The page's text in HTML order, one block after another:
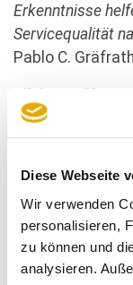
Diese Webseite
Wir verwenden
personalisieren,
zu können und
analysieren.
Erkenntnisse
Servicequalität
Pablo C.
Silvia Broßler:
Mittelpunkt“
Auch Silvia
„Unsere
unseres
Befragungen
besser zu